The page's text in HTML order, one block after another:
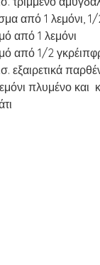
από 1 λεμόνι,
από 1 λεμόνι
από 1/2
εξαιρετικά
πλυμένο και